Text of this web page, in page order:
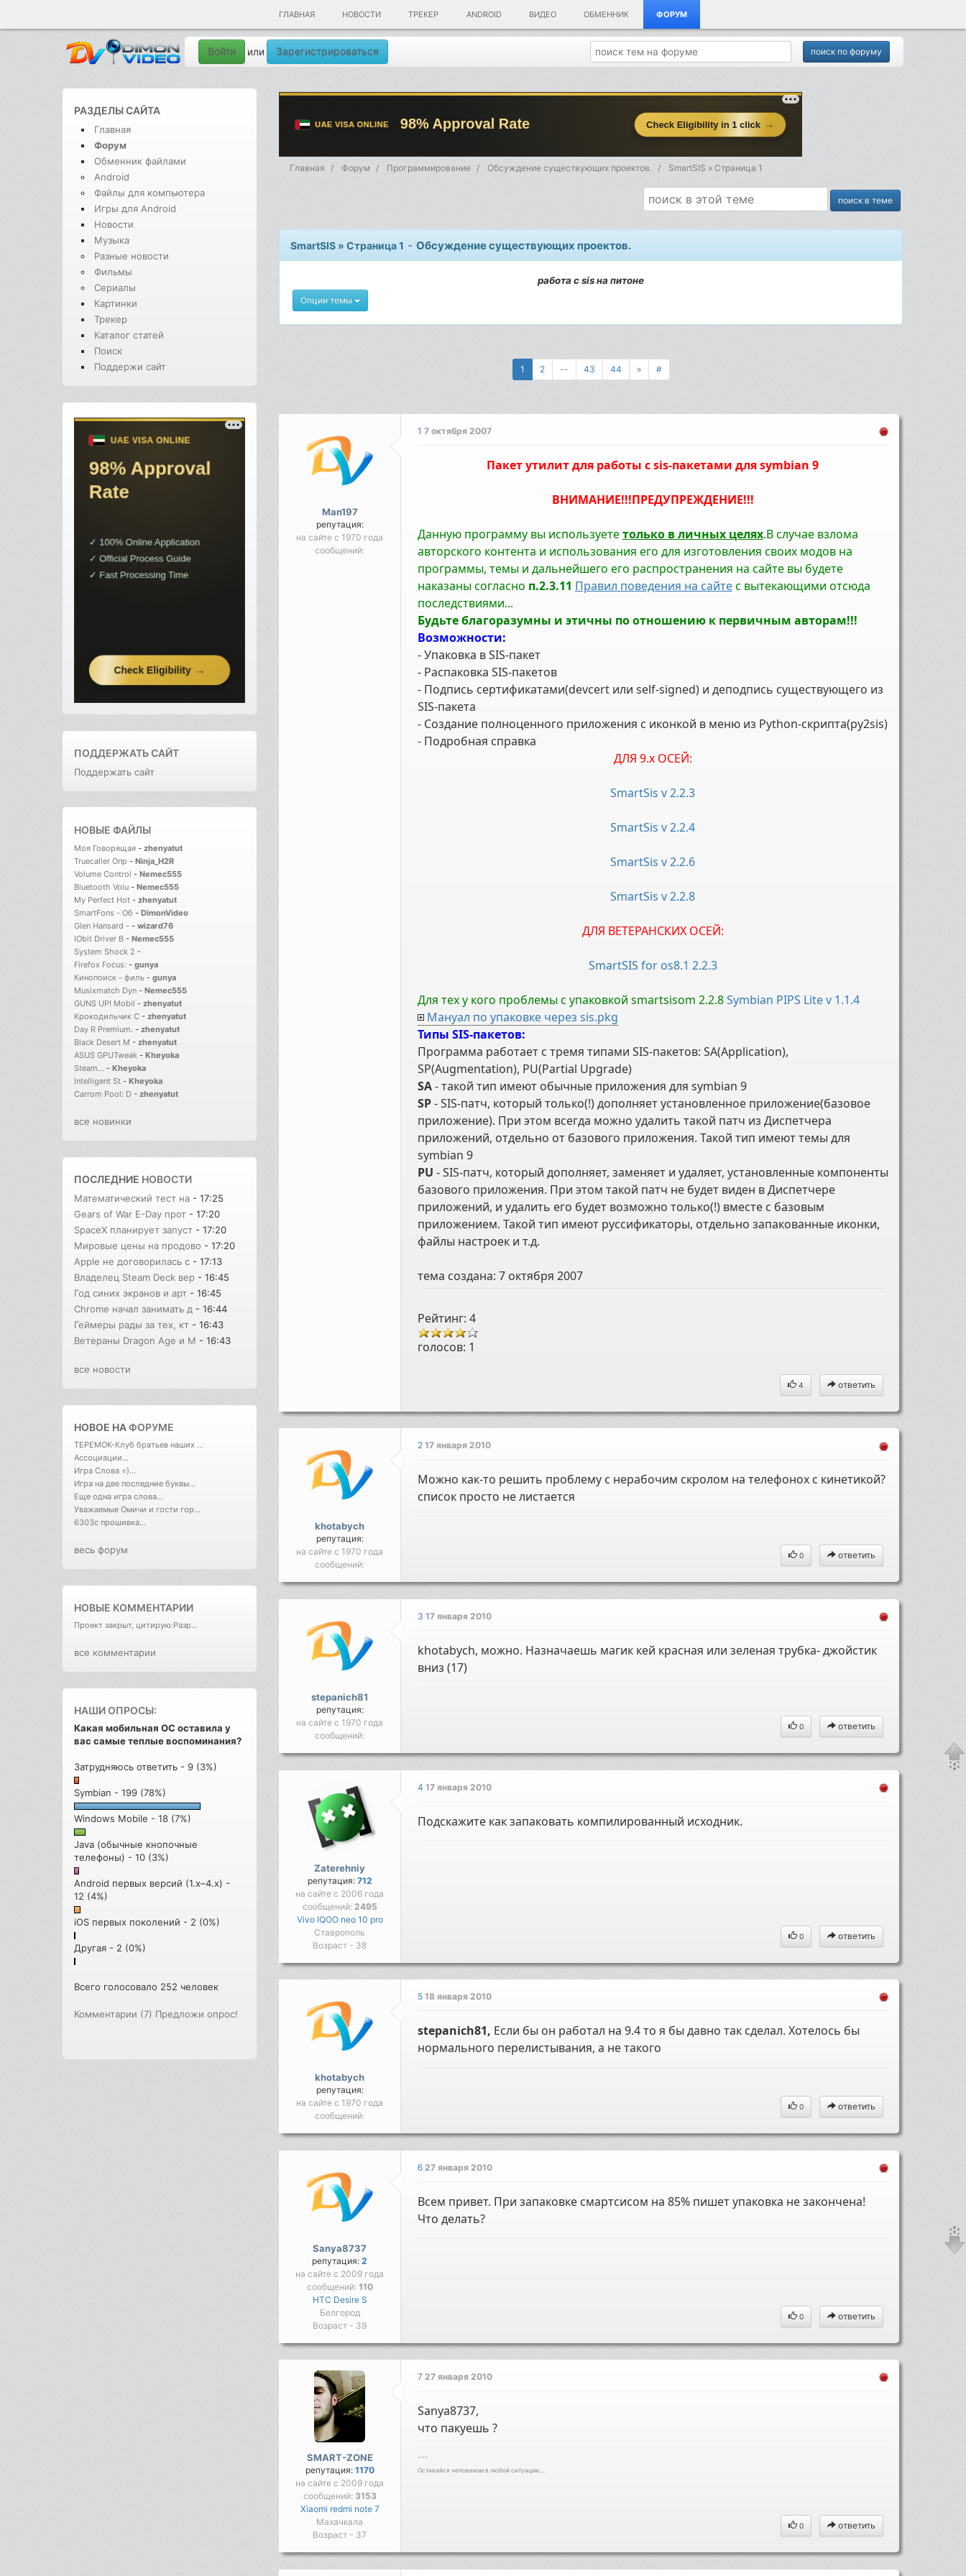
ГЛАВНАЯ НОВОСТИ ТРЕКЕР ANDROID ВИДЕО ОБМЕННИК ФОРУМ
Войти или Зарегистрироваться
РАЗДЕЛЫ САЙТА
Главная
Форум
Обменник файлами
Android
Файлы для компьютера
Игры для Android
Новости
Музыка
Разные новости
Фильмы
Сериалы
Картинки
Трекер
Каталог статей
Поиск
Поддержи сайт
ПОДДЕРЖАТЬ САЙТ
Поддержать сайт
НОВЫЕ ФАЙЛЫ
Моя Говорящая - zhenyatut
Truecaller Опр - Ninja_H2R
Volume Control - Nemec555
Bluetooth Volu - Nemec555
My Perfect Hot - zhenyatut
SmartFons - Об - DimonVideo
Glen Hansard - - wizard76
IObit Driver B - Nemec555
System Shock 2 -
Firefox Focus: - gunya
Кинопоиск－филь - gunya
Musixmatch Dyn - Nemec555
GUNS UP! Mobil - zhenyatut
Крокодильчик С - zhenyatut
Day R Premium. - zhenyatut
Black Desert M - zhenyatut
ASUS GPUTweak - Kheyoka
Steam... - Kheyoka
Intelligent St - Kheyoka
Carrom Pool: D - zhenyatut
все новинки
ПОСЛЕДНИЕ НОВОСТИ
Математический тест на - 17:25
Gears of War E-Day прот - 17:20
SpaceX планирует запуст - 17:20
Мировые цены на продово - 17:20
Apple не договорилась с - 17:13
Владелец Steam Deck вер - 16:45
Год синих экранов и арт - 16:45
Chrome начал занимать д - 16:44
Геймеры рады за тех, кт - 16:43
Ветераны Dragon Age и M - 16:43
все новости
НОВОЕ НАФОРУМЕ
ТЕРЕМОК-Клуб братьев наших ...
Ассоциации...
Игра Слова =)...
Игра на две последние буквы...
Еще одна игра слова...
Уважаемые Омичи и гости гор...
6303с прошивка...
весь форум
НОВЫЕ КОММЕНТАРИИ
Проект закрыт, цитирую:Разр...
все комментарии
НАШИ ОПРОСЫ:
Какая мобильная ОС оставила у
вас самые теплые воспоминания?
Затрудняюсь ответить - 9 (3%)
Symbian - 199 (78%)
Windows Mobile - 18 (7%)
Java (обычные кнопочные
телефоны) - 10 (3%)
Android первых версий (1.x–4.x) -
12 (4%)
iOS первых поколений - 2 (0%)
Другая - 2 (0%)
Всего голосовало 252 человек
Комментарии (7) Предложи опрос!
Главная Форум Программирование Обсуждение существующих проектов. SmartSIS » Страница 1
SmartSIS » Страница 1 -Обсуждение существующих проектов.
работа с sis на питоне
Опции темы
1 2 -- 43 44 » #
Man197
репутация:
на сайте с 1970 года
сообщений:
1 7 октября 2007
Пакет утилит для работы с sis-пакетами для symbian 9
ВНИМАНИЕ!!!ПРЕДУПРЕЖДЕНИЕ!!!
Данную программу вы используететолько в личных целях.В случае взлома
авторского контента и использования его для изготовления своих модов на
программы, темы и дальнейшего его распространения на сайте вы будете
наказаны согласно п.2.3.11 Правил поведения на сайтес вытекающими отсюда
последствиями...
Будьте благоразумны и этичны по отношению к первичным авторам!!!
Возможности:
- Упаковка в SIS-пакет
- Распаковка SIS-пакетов
- Подпись сертификатами(devcert или self-signed) и деподпись существующего из
SIS-пакета
- Создание полноценного приложения с иконкой в меню из Python-скрипта(py2sis)
- Подробная справка
ДЛЯ 9.x ОСЕЙ:
SmartSis v 2.2.3
SmartSis v 2.2.4
SmartSis v 2.2.6
SmartSis v 2.2.8
ДЛЯ ВЕТЕРАНСКИХ ОСЕЙ:
SmartSIS for os8.1 2.2.3
Для тех у кого проблемы с упаковкой smartsisom 2.2.8Symbian PIPS Lite v 1.1.4
Мануал по упаковке через sis.pkg
Типы SIS-пакетов:
Программа работает с тремя типами SIS-пакетов: SA(Application),
SP(Augmentation), PU(Partial Upgrade)
SA- такой тип имеют обычные приложения для symbian 9
SP- SIS-патч, который только(!) дополняет установленное приложение(базовое
приложение). При этом всегда можно удалить такой патч из Диспетчера
приложений, отдельно от базового приложения. Такой тип имеют темы для
symbian 9
PU - SIS-патч, который дополняет, заменяет и удаляет, установленные компоненты
базового приложения. При этом такой патч не будет виден в Диспетчере
приложений, и удалить его будет возможно только(!) вместе с базовым
приложением. Такой тип имеют руссификаторы, отдельно запакованные иконки,
файлы настроек и т.д.
тема создана: 7 октября 2007
Рейтинг: 4
голосов: 1
4 ответить
khotabych
репутация:
на сайте с 1970 года
сообщений:
2 17 января 2010
Можно как-то решить проблему с нерабочим скролом на телефонох с кинетикой?
список просто не листается
0 ответить
stepanich81
репутация:
на сайте с 1970 года
сообщений:
3 17 января 2010
khotabych, можно. Назначаешь магик кей красная или зеленая трубка- джойстик
вниз (17)
0 ответить
Zaterehniy
репутация: 712
на сайте с 2006 года
сообщений: 2495
Vivo IQOO neo 10 pro
Ставрополь
Возраст - 38
4 17 января 2010
Подскажите как запаковать компилированный исходник.
0 ответить
khotabych
репутация:
на сайте с 1970 года
сообщений:
5 18 января 2010
stepanich81, Если бы он работал на 9.4 то я бы давно так сделал. Хотелось бы
нормального перелистывания, а не такого
0 ответить
Sanya8737
репутация:2
на сайте с 2009 года
сообщений: 110
HTC Desire S
Белгород
Возраст - 39
6 27 января 2010
Всем привет. При запаковке смартсисом на 85% пишет упаковка не закончена!
Что делать?
0 ответить
SMART-ZONE
репутация: 1170
на сайте с 2009 года
сообщений: 3153
Xiaomi redmi note 7
Махачкала
Возраст - 37
7 27 января 2010
Sanya8737,
что пакуешь ?
---
Оставайся человеком в любой ситуации....
0 ответить